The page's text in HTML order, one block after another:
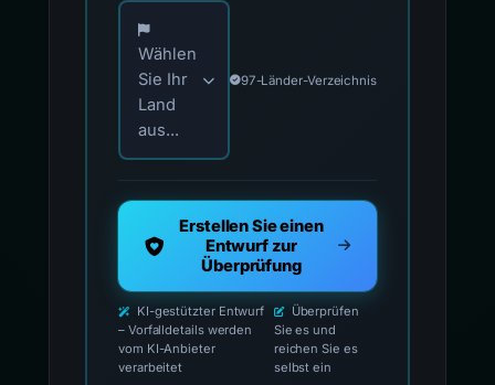
Wählen Sie Ihr Land für offizielle
Wählen
Sie Ihr
Land
aus...
97-Länder-Verzeichnis
Erstellen Sie einen
Entwurf zur
Überprüfung
KI-gestützter Entwurf
– Vorfalldetails werden
vom KI-Anbieter
verarbeitet
Überprüfen
Sie es und
reichen Sie es
selbst ein